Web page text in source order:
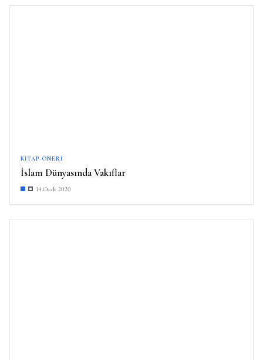
KITAP-ÖNERI
İslam Dünyasında Vakıflar
14 Ocak 2020